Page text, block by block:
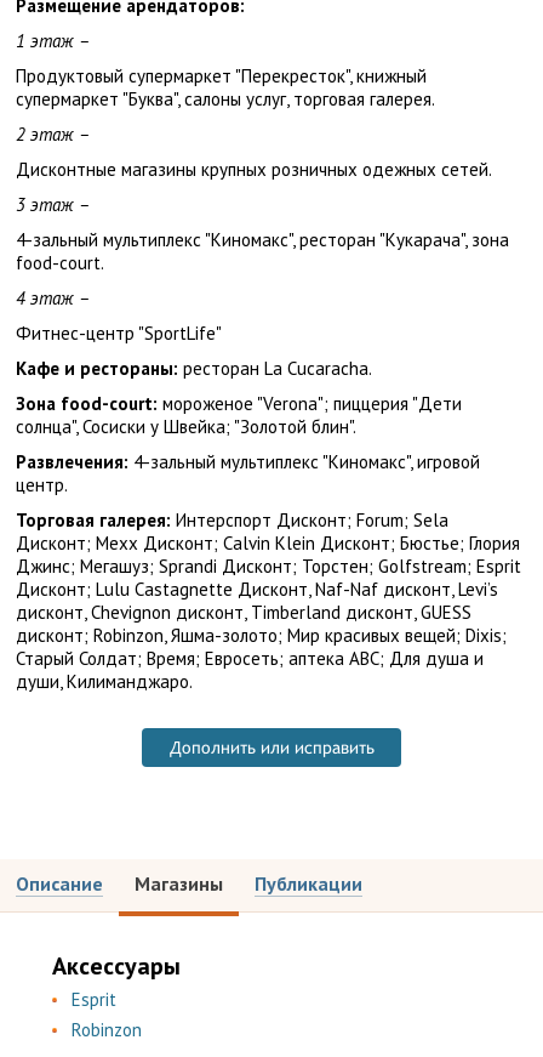
Размещение арендаторов:
1 этаж –
Продуктовый супермаркет "Перекресток", книжный
супермаркет "Буква", салоны услуг, торговая галерея.
2 этаж –
Дисконтные магазины крупных розничных одежных сетей.
3 этаж –
4-зальный мультиплекс "Киномакс", ресторан "Кукарача", зона
food-court.
4 этаж –
Фитнес-центр "SportLife"
Кафе и рестораны: ресторан La Cucaracha.
Зона food-court: мороженое "Verona"; пиццерия "Дети
солнца", Сосиски у Швейка; "Золотой блин".
Развлечения: 4-зальный мультиплекс "Киномакс", игровой
центр.
Торговая галерея: Интерспорт Дисконт; Forum; Sela
Дисконт; Mexx Дисконт; Calvin Klein Дисконт; Бюстье; Глория
Джинс; Мегашуз; Sprandi Дисконт; Торстен; Golfstream; Esprit
Дисконт; Lulu Castagnette Дисконт, Naf-Naf дисконт, Levi’s
дисконт, Chevignon дисконт, Timberland дисконт, GUESS
дисконт; Robinzon, Яшма-золото; Мир красивых вещей; Dixis;
Старый Солдат; Время; Евросеть; аптека ABC; Для душа и
души, Килиманджаро.
Дополнить или исправить
Описание Магазины Публикации
Аксессуары
Esprit
Robinzon